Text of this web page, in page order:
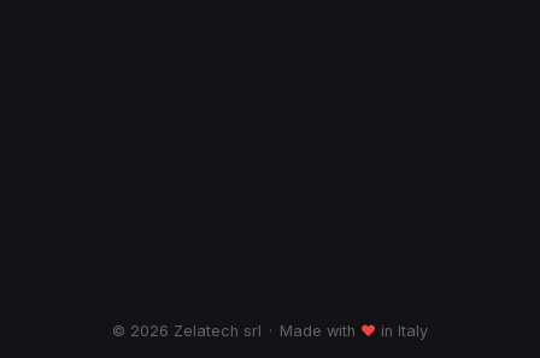
© 2026 Zelatech srl · Made with ♥ in Italy